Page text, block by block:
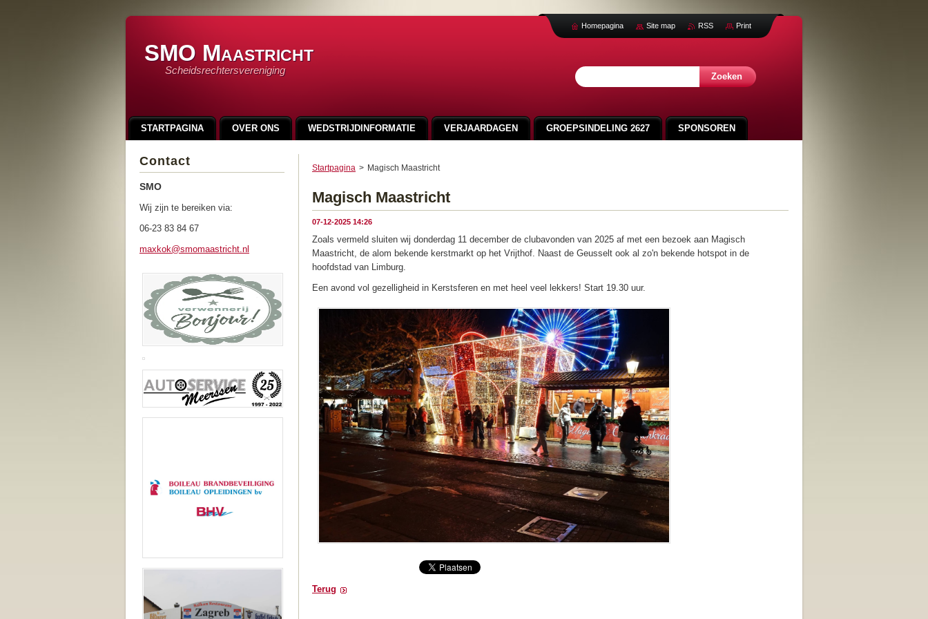
SMO Maastricht
Scheidsrechtersvereniging
Startpagina > Magisch Maastricht
Magisch Maastricht
07-12-2025 14:26
Zoals vermeld sluiten wij donderdag 11 december de clubavonden van 2025 af met een bezoek aan Magisch
Maastricht, de alom bekende kerstmarkt op het Vrijthof. Naast de Geusselt ook al zo'n bekende hotspot in de
hoofdstad van Limburg.
Een avond vol gezelligheid in Kerstsferen en met heel veel lekkers! Start 19.30 uur.
Terug
Contact
SMO
Wij zijn te bereiken via:
06-23 83 84 67
maxkok@smomaastricht.nl
STARTPAGINA OVER ONS WEDSTRIJDINFORMATIE VERJAARDAGEN GROEPSINDELING 2627 SPONSOREN
Homepagina Site map RSS Print